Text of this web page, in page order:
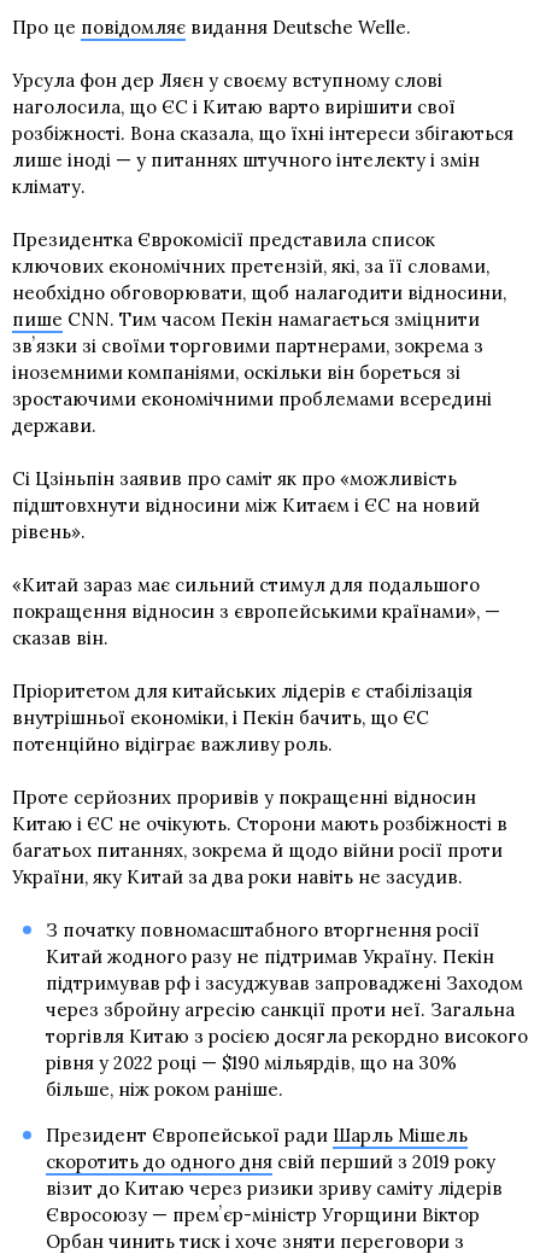
Про це повідомляє видання Deutsche Welle.
Урсула фон дер Ляєн у своєму вступному слові
наголосила, що ЄС і Китаю варто вирішити свої
розбіжності. Вона сказала, що їхні інтереси збігаються
лише іноді — у питаннях штучного інтелекту і змін
клімату.
Президентка Єврокомісії представила список
ключових економічних претензій, які, за її словами,
необхідно обговорювати, щоб налагодити відносини,
пише CNN. Тим часом Пекін намагається зміцнити
звʼязки зі своїми торговими партнерами, зокрема з
іноземними компаніями, оскільки він бореться зі
зростаючими економічними проблемами всередині
держави.
Сі Цзіньпін заявив про саміт як про «можливість
підштовхнути відносини між Китаєм і ЄС на новий
рівень».
«Китай зараз має сильний стимул для подальшого
покращення відносин з європейськими країнами», —
сказав він.
Пріоритетом для китайських лідерів є стабілізація
внутрішньої економіки, і Пекін бачить, що ЄС
потенційно відіграє важливу роль.
Проте серйозних проривів у покращенні відносин
Китаю і ЄС не очікують. Сторони мають розбіжності в
багатьох питаннях, зокрема й щодо війни росії проти
України, яку Китай за два роки навіть не засудив.
З початку повномасштабного вторгнення росії
Китай жодного разу не підтримав Україну. Пекін
підтримував рф і засуджував запроваджені Заходом
через збройну агресію санкції проти неї. Загальна
торгівля Китаю з росією досягла рекордно високого
рівня у 2022 році — $190 мільярдів, що на 30%
більше, ніж роком раніше.
Президент Європейської ради Шарль Мішель
скоротить до одного днясвій перший з 2019 року
візит до Китаю через ризики зриву саміту лідерів
Євросоюзу — премʼєр-міністр Угорщини Віктор
Орбан чинить тиск і хоче зняти переговори з